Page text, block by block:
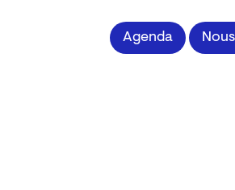
impriméeAgenda